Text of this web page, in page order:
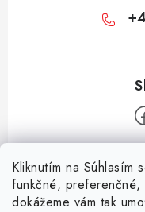
Kliknutím na Súhlasím
funkčné, preferenčné,
dokážeme vám tak
Informácie pre vás